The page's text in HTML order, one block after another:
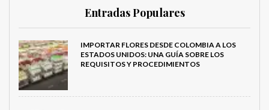
Entradas Populares
IMPORTAR FLORES DESDE COLOMBIA A LOS
ESTADOS UNIDOS: UNA GUÍA SOBRE LOS
REQUISITOS Y PROCEDIMIENTOS